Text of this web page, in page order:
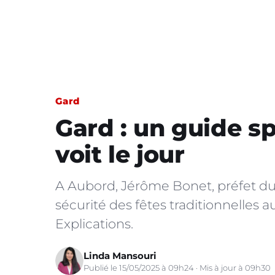
Gard
Gard : un guide
voit le jour
A Aubord, Jérôme Bonet, préfet
sécurité des fêtes traditionnelles
Explications.
Linda Mansouri
Publié le 15/05/2025 à 09h24 · Mis à jour à 09h30